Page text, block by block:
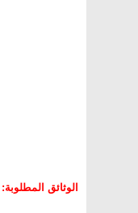
الوثائق المطلوبة: